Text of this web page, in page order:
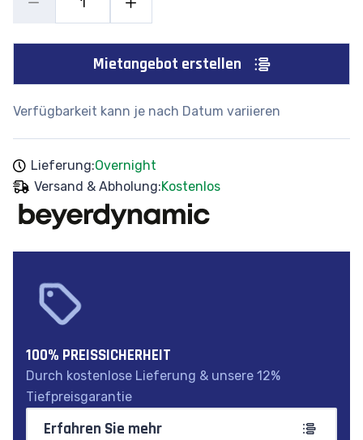
Mietangebot erstellen
Verfügbarkeit kann je nach Datum variieren
Lieferung:Overnight
Versand & Abholung:Kostenlos
100% PREISSICHERHEIT
Durch kostenlose Lieferung & unsere 12%
Tiefpreisgarantie
Erfahren Sie mehr